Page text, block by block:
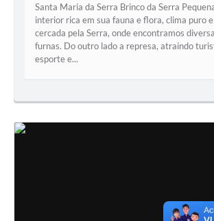
Santa Maria da Serra Brinco da Serra
interior rica em sua fauna e flora, clima puro
cercada pela Serra, onde encontramos
furnas. Do outro lado a represa, atraindo
esporte e...